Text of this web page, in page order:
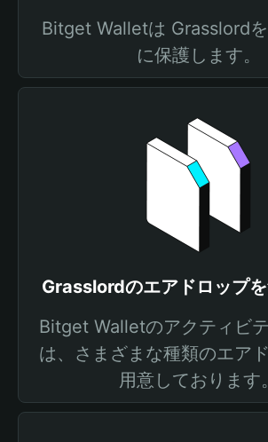
Bitget Walletは Grasslord
に保護します。
Grasslordのエアドロップ
Bitget Walletのアクティビ
は、さまざまな種類のエア
用意しております。